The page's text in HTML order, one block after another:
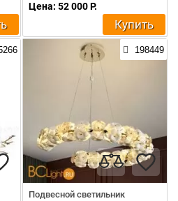
Цена: 52 000 Р.
Купить
198449
Подвесной светильник